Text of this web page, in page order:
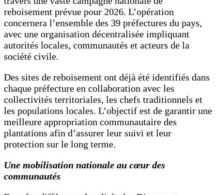
reboisement prévue pour 2026. L’opération
concernera l’ensemble des 39 préfectures du pays,
avec une organisation décentralisée impliquant
autorités locales, communautés et acteurs de la
société civile.
Des sites de reboisement ont déjà été identifiés dans
chaque préfecture en collaboration avec les
collectivités territoriales, les chefs traditionnels et
les populations locales. L’objectif est de garantir une
meilleure appropriation communautaire des
plantations afin d’assurer leur suivi et leur
protection sur le long terme.
Une mobilisation nationale au cœur des
communautés